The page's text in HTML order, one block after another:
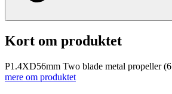
Kort om produktet
P1.4XD56mm Two blade metal propeller
mere om produktet